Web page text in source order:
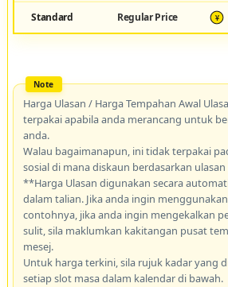
Standard Regular Price ¥
Harga Ulasan / Harga Tempahan Awal
terpakai apabila anda merancang untuk
anda.
Walau bagaimanapun, ini tidak terpakai
sosial di mana diskaun berdasarkan
**Harga Ulasan digunakan secara
dalam talian. Jika anda ingin
contohnya, jika anda ingin mengekalkan
sulit, sila maklumkan kakitangan pusat
mesej.
Untuk harga terkini, sila rujuk kadar yang
setiap slot masa dalam kalendar di bawah.